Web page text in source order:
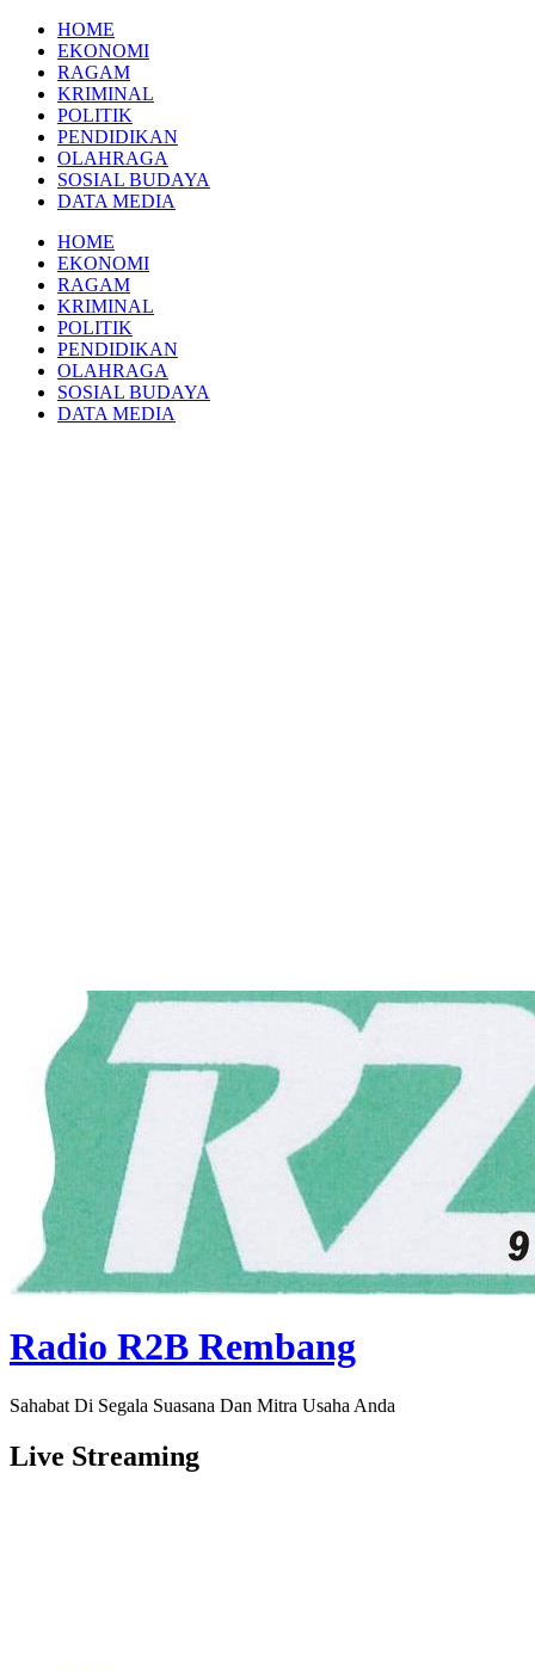
Skip
content
HOME
EKONOMI
RAGAM
KRIMINAL
POLITIK
PENDIDIKAN
OLAHRAGA
SOSIAL BUDAYA
DATA MEDIA
HOME
EKONOMI
RAGAM
KRIMINAL
POLITIK
PENDIDIKAN
OLAHRAGA
SOSIAL BUDAYA
DATA MEDIA
Radio R2B Rembang
Sahabat Di Segala Suasana Dan Mitra Usaha Anda
Live Streaming